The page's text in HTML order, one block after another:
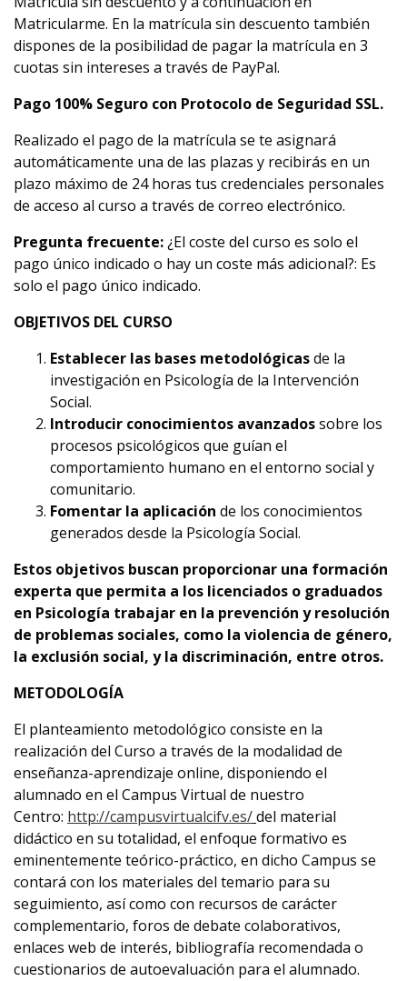
Matricularme. En la matrícula sin descuento también
dispones de la posibilidad de pagar la matrícula en 3
cuotas sin intereses a través de PayPal.
Pago 100% Seguro con Protocolo de Seguridad SSL.
Realizado el pago de la matrícula se te asignará
automáticamente una de las plazas y recibirás en un
plazo máximo de 24 horas tus credenciales personales
de acceso al curso a través de correo electrónico.
Pregunta frecuente:¿El coste del curso es solo el
pago único indicado o hay un coste más adicional?: Es
solo el pago único indicado.
OBJETIVOS DEL CURSO
Establecer las bases metodológicasde la
investigación en Psicología de la Intervención
Social.
Introducir conocimientos avanzadossobre los
procesos psicológicos que guían el
comportamiento humano en el entorno social y
comunitario.
Fomentar la aplicación de los conocimientos
generados desde la Psicología Social.
Estos objetivos buscan proporcionar una formación
experta que permita a los licenciados o graduados
en Psicología trabajar en la prevención y resolución
de problemas sociales, como la violencia de género,
la exclusión social, y la discriminación, entre otros.
METODOLOGÍA
El planteamiento metodológico consiste en la
realización del Curso a través de la modalidad de
enseñanza-aprendizaje online, disponiendo el
alumnado en el Campus Virtual de nuestro
Centro: http://campusvirtualcifv.es/del material
didáctico en su totalidad, el enfoque formativo es
eminentemente teórico-práctico, en dicho Campus se
contará con los materiales del temario para su
seguimiento, así como con recursos de carácter
complementario, foros de debate colaborativos,
enlaces web de interés, bibliografía recomendada o
cuestionarios de autoevaluación para el alumnado.